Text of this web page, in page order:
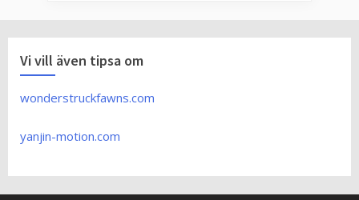
Vi vill även tipsa om
wonderstruckfawns.com
yanjin-motion.com